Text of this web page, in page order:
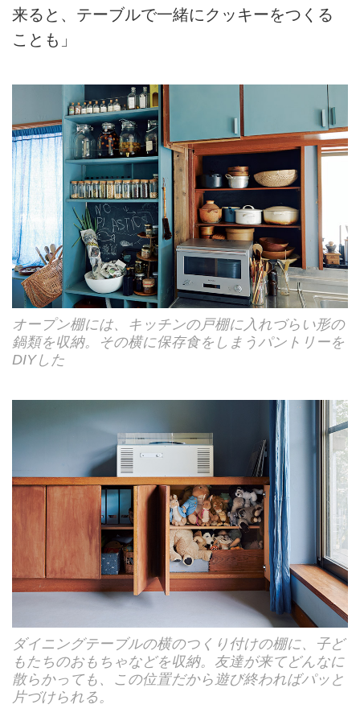
来ると、テーブルで一緒にクッキーをつくる
ことも」
オープン棚には、キッチンの戸棚に入れづらい形の
鍋類を収納。その横に保存食をしまうパントリーを
DIYした
ダイニングテーブルの横のつくり付けの棚に、子ど
もたちのおもちゃなどを収納。友達が来てどんなに
散らかっても、この位置だから遊び終わればパッと
片づけられる。